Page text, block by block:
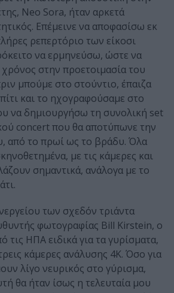
Neo Sora, ήταν αρκετά
Επέμεινε να αποφασίσω εκ
ρεπερτόριο των είκοσι
να ερμηνεύσω, ώστε να
στην προετοιμασία του
μπούμε στο στούντιο, έπαιζα
και το ηχογραφούσαμε στο
να δημιουργήσω τη συνολική set
concert που θα αποτύπωνε την
από το πρωί ως το βράδυ. Όλα
με τις κάμερες και
σημαντικά, ανάλογα με το
των σχεδόν τριάντα
φωτογραφίας Bill Kirstein, ο
τις ΗΠΑ ειδικά για τα γυρίσματα,
κάμερες ανάλυσης 4K. Όσο για
λίγο νευρικός στο γύρισμα,
θα ήταν ίσως η τελευταία μου